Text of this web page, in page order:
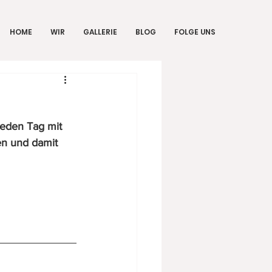
HOME WIR GALLERIE BLOG FOLGE UNS
Tag mit
und damit